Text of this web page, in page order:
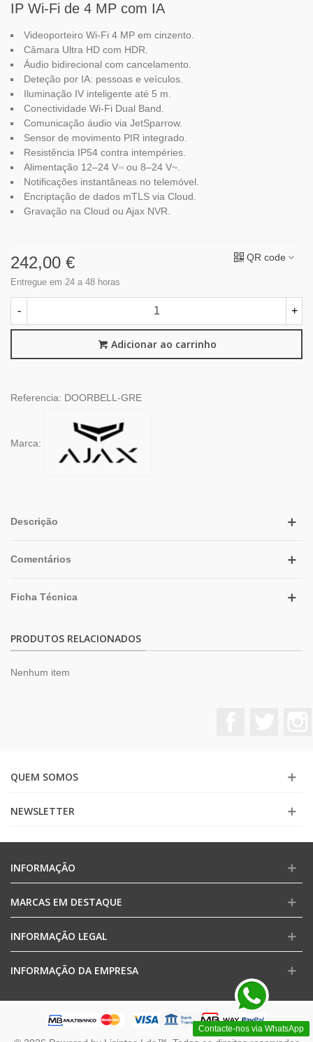
IP Wi-Fi de 4 MP com IA
Videoporteiro Wi-Fi 4 MP em cinzento.
Câmara Ultra HD com HDR.
Áudio bidirecional com cancelamento.
Deteção por IA: pessoas e veículos.
Iluminação IV inteligente até 5 m.
Conectividade Wi-Fi Dual Band.
Comunicação áudio via JetSparrow.
Sensor de movimento PIR integrado.
Resistência IP54 contra intempéries.
Alimentação 12–24 V⎓ ou 8–24 V~.
Notificações instantâneas no telemóvel.
Encriptação de dados mTLS via Cloud.
Gravação na Cloud ou Ajax NVR.
242,00 €
Entregue em 24 a 48 horas
QR code
- +
Adicionar ao carrinho
Referencia: DOORBELL-GRE
Marca:
Descrição
Comentários
Ficha Técnica
PRODUTOS RELACIONADOS
Nenhum item
QUEM SOMOS
NEWSLETTER
Contacte-nos via WhatsApp
INFORMAÇÃO
MARCAS EM DESTAQUE
INFORMAÇÃO LEGAL
INFORMAÇÃO DA EMPRESA